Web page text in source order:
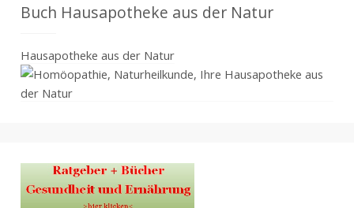
Buch Hausapotheke aus der Natur
Hausapotheke aus der Natur